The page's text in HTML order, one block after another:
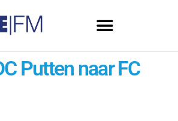
Putten naar FC